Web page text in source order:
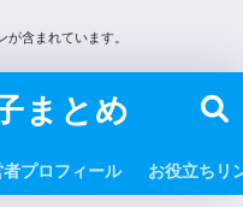
含まれています。
まとめ
者プロフィール お役立ちリ